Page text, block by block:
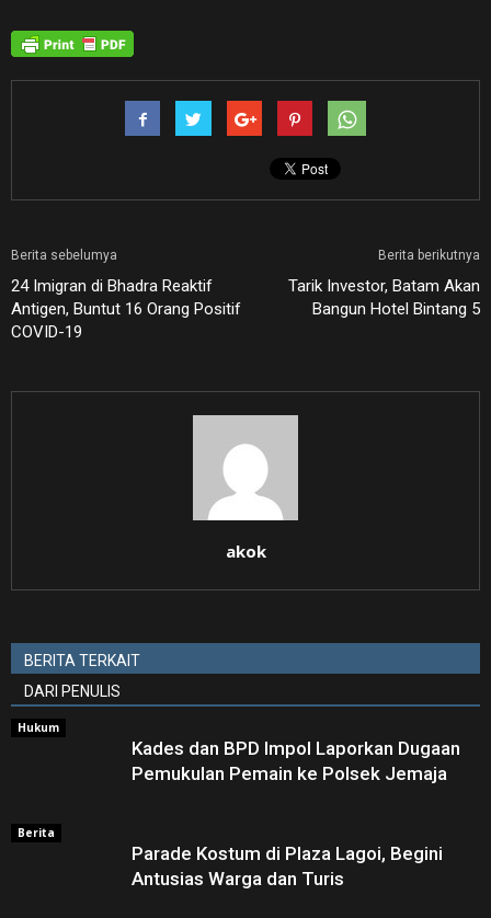
Berita sebelumya
24 Imigran di Bhadra Reaktif
Antigen, Buntut 16 Orang Positif
COVID-19
Berita berikutnya
Tarik Investor, Batam Akan
Bangun Hotel Bintang 5
akok
BERITA TERKAIT
DARI PENULIS
Hukum
Kades dan BPD Impol Laporkan Dugaan
Pemukulan Pemain ke Polsek Jemaja
Berita
Parade Kostum di Plaza Lagoi, Begini
Antusias Warga dan Turis